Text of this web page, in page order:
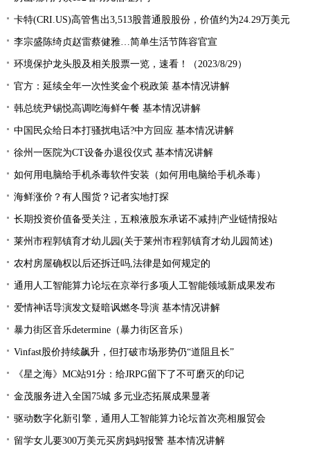
卡特(CRI.US)高管售出3,513股普通股股份，价值约为24.29万美元
李宗盛陈绮贞赵雷蔡健雅…简单生活节阵容官宣
环境保护龙头股及相关股票一览，速看！（2023/8/29）
官方：延续全年一次性奖金个税政策 基本情况讲解
韩总统尹锡悦高调吃海鲜午餐 基本情况讲解
中国民众给日本打骚扰电话?中方回应 基本情况讲解
徐州一医院为CT设备办退役仪式 基本情况讲解
如何用电脑给手机杀毒软件安装（如何用电脑给手机杀毒）
海鲜涨价？有人囤货？记者实地打探
长期投资价值备受关注，五粮液股东承诺不减持|产业链情报站
莱州市程郭镇育才幼儿园(关于莱州市程郭镇育才幼儿园简述)
农村房屋确权以后还拆迁吗,法律是如何规定的
通用人工智能算力论坛在京举行多项人工智能领域新成果发布
爱情神话导演发文疑暗讽燃冬导演 基本情况讲解
暴力街区音乐determine（暴力街区音乐）
Vinfast股价持续飙升，但打破市场形势仍“道阻且长”
《星之海》MC站91分：给JRPG留下了不可磨灭的印记
金茂服务进入全国75城 多元业态拓展成果显著
驱动数字化新引擎，通用人工智能算力论坛首次亮相服贸会
留学女儿要300万美元买房妈妈报警 基本情况讲解